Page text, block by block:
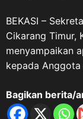
BEKASI –
Cikarang Timur,
menyampaikan
kepada Anggota
Bagikan berita/